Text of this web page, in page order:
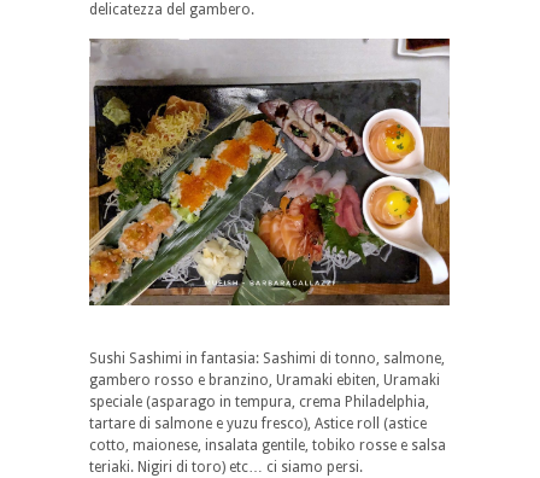
delicatezza del gambero.
Sushi Sashimi in fantasia: Sashimi di tonno, salmone,
gambero rosso e branzino, Uramaki ebiten, Uramaki
speciale (asparago in tempura, crema Philadelphia,
tartare di salmone e yuzu fresco), Astice roll (astice
cotto, maionese, insalata gentile, tobiko rosse e salsa
teriaki. Nigiri di toro) etc… ci siamo persi.